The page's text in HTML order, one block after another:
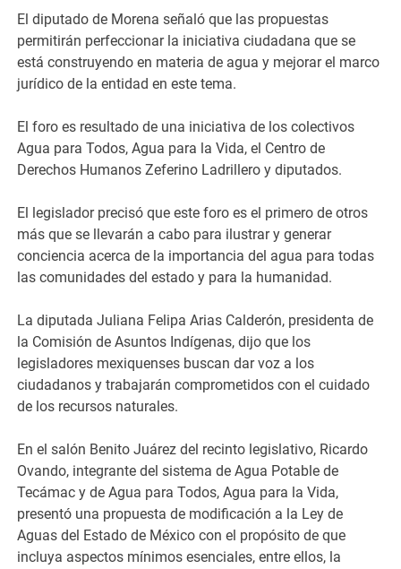
El diputado de Morena señaló que las propuestas
permitirán perfeccionar la iniciativa ciudadana que se
está construyendo en materia de agua y mejorar el marco
jurídico de la entidad en este tema.
El foro es resultado de una iniciativa de los colectivos
Agua para Todos, Agua para la Vida, el Centro de
Derechos Humanos Zeferino Ladrillero y diputados.
El legislador precisó que este foro es el primero de otros
más que se llevarán a cabo para ilustrar y generar
conciencia acerca de la importancia del agua para todas
las comunidades del estado y para la humanidad.
La diputada Juliana Felipa Arias Calderón, presidenta de
la Comisión de Asuntos Indígenas, dijo que los
legisladores mexiquenses buscan dar voz a los
ciudadanos y trabajarán comprometidos con el cuidado
de los recursos naturales.
En el salón Benito Juárez del recinto legislativo, Ricardo
Ovando, integrante del sistema de Agua Potable de
Tecámac y de Agua para Todos, Agua para la Vida,
presentó una propuesta de modificación a la Ley de
Aguas del Estado de México con el propósito de que
incluya aspectos mínimos esenciales, entre ellos, la